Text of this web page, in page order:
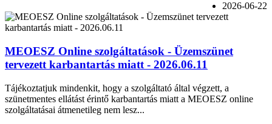
2026-06-22
MEOESZ Online szolgáltatások - Üzemszünet
tervezett karbantartás miatt - 2026.06.11
Tájékoztatjuk mindenkit, hogy a szolgáltató által végzett, a
szünetmentes ellátást érintő karbantartás miatt a MEOESZ online
szolgáltatásai átmenetileg nem lesz...